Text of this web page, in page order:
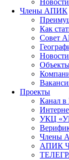
Члены АПИК
Как
Совет
Проекты
Канал
УКЦ
Члены
АПИК